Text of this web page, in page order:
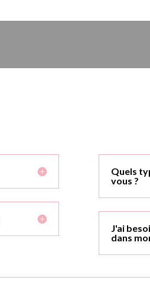
Quels
vous ?
J'ai
dans